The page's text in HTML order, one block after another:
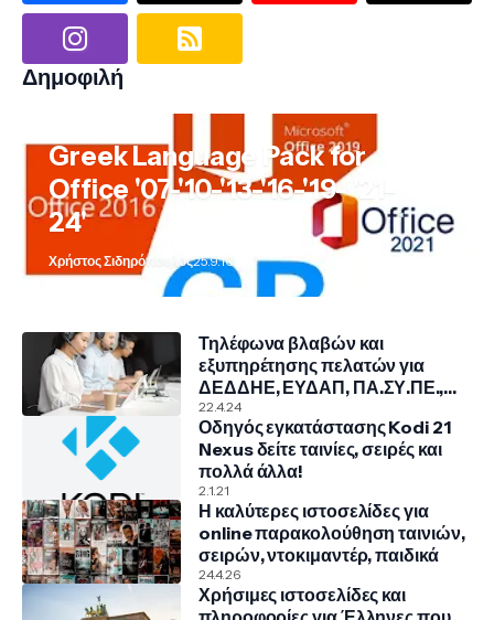
Δημοφιλή
Greek Language Pack for
Office '07-'10-'13-'16-'19- '21-
24'
Χρήστος Σιδηρόπουλος25.9.10
Τηλέφωνα βλαβών και
εξυπηρέτησης πελατών για
ΔΕΔΔΗΕ, ΕΥΔΑΠ, ΠΑ.ΣΥ.ΠΕ.,
COSMOTE, NOVA, VODAFONE
22.4.24
Οδηγός εγκατάστασης Kodi 21
Nexus δείτε ταινίες, σειρές και
πολλά άλλα!
2.1.21
Η καλύτερες ιστοσελίδες για
online παρακολούθηση ταινιών,
σειρών, ντοκιμαντέρ, παιδικά
24.4.26
Χρήσιμες ιστοσελίδες και